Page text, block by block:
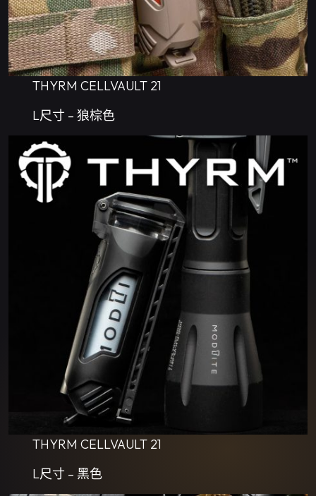
THYRM CELLVAULT 21
L尺寸 – 狼棕色
THYRM CELLVAULT 21
L尺寸 – 黑色